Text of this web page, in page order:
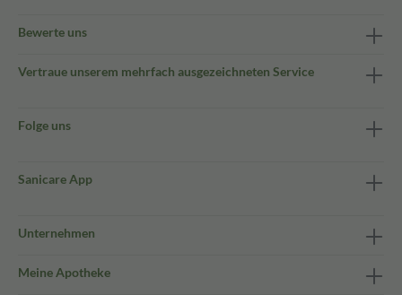
Bewerte uns
Vertraue unserem mehrfach ausgezeichneten Service
Folge uns
Sanicare App
Unternehmen
Meine Apotheke